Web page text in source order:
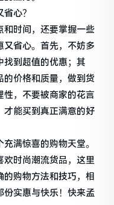
心？
和时间，还要掌握一些
又省心。首先，不妨多
找到超值的优惠；其
的价格和质量，做到货
性，不要被商家的花言
才能买到真正满意的好
满惊喜的购物天堂。
欢时尚潮流货品，这里
购物方法和技巧，相
份实惠与快乐！快来孟